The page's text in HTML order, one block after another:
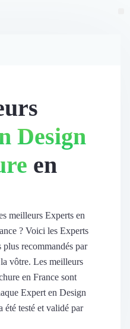
Design
en
meilleurs Experts en
? Voici les Experts
recommandés par
vôtre. Les meilleurs
en France sont
Expert en Design
été testé et validé par